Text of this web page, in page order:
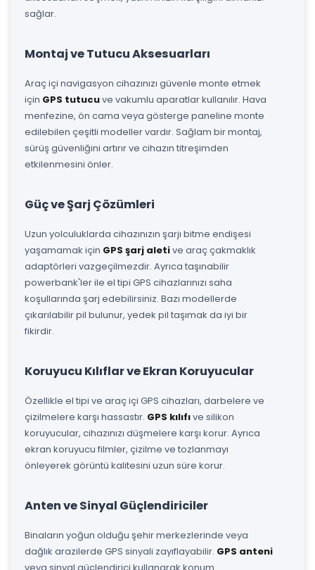
sağlar.
Montaj ve Tutucu Aksesuarları
Araç içi navigasyon cihazınızı güvenle monte etmek
için GPS tutucuve vakumlu aparatlar kullanılır. Hava
menfezine, ön cama veya gösterge paneline monte
edilebilen çeşitli modeller vardır. Sağlam bir montaj,
sürüş güvenliğini artırır ve cihazın titreşimden
etkilenmesini önler.
Güç ve Şarj Çözümleri
Uzun yolculuklarda cihazınızın şarjı bitme endişesi
yaşamamak için GPS şarj aletive araç çakmaklık
adaptörleri vazgeçilmezdir. Ayrıca taşınabilir
powerbank'ler ile el tipi GPS cihazlarınızı saha
koşullarında şarj edebilirsiniz. Bazı modellerde
çıkarılabilir pil bulunur, yedek pil taşımak da iyi bir
fikirdir.
Koruyucu Kılıflar ve Ekran Koruyucular
Özellikle el tipi ve araç içi GPS cihazları, darbelere ve
çizilmelere karşı hassastır. GPS kılıfıve silikon
koruyucular, cihazınızı düşmelere karşı korur. Ayrıca
ekran koruyucu filmler, çizilme ve tozlanmayı
önleyerek görüntü kalitesini uzun süre korur.
Anten ve Sinyal Güçlendiriciler
Binaların yoğun olduğu şehir merkezlerinde veya
dağlık arazilerde GPS sinyali zayıflayabilir. GPS anteni
veya sinyal güçlendirici kullanarak konum